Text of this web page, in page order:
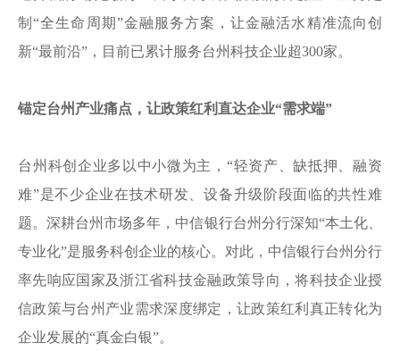
制“全生命周期”金融服务方案，让金融活水精准流向创
新“最前沿”，目前已累计服务台州科技企业超300家。
锚定台州产业痛点，让政策红利直达企业“需求端”
台州科创企业多以中小微为主，“轻资产、缺抵押、融资
难”是不少企业在技术研发、设备升级阶段面临的共性难
题。深耕台州市场多年，中信银行台州分行深知“本土化、
专业化”是服务科创企业的核心。对此，中信银行台州分行
率先响应国家及浙江省科技金融政策导向，将科技企业授
信政策与台州产业需求深度绑定，让政策红利真正转化为
企业发展的“真金白银”。